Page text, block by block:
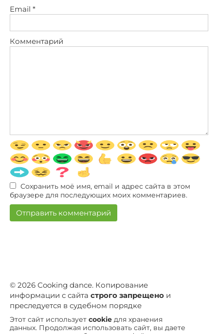
Email *
Комментарий
Сохранить моё имя, email и адрес сайта в этом
браузере для последующих моих комментариев.
© 2026 Сooking dance. Копирование
информации с сайта строго запрещено и
преследуется в судебном порядке
Этот сайт использует cookie для хранения
данных. Продолжая использовать сайт, вы даете